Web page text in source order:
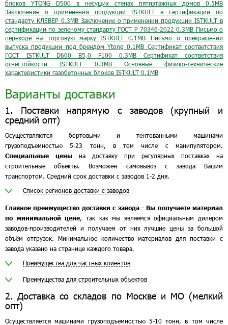
блоков YTONG D500 в несущих стенах пятиэтажных домов
0.5MB
Заключение о применении продукции ISTKULT в сертификации по
стандарту КЛЕВЕР 0.3MB Заключение о применении продукции ISTKULT в
сертификации по зеленому стандарту ГОСТ Р 70346-2022 0.3MB Письмо о
переходе на торговую марку ISTKULT
0.1MB Письмо о прекращении
выпуска продукции под брендом Ytong 0.1MB Сертификат соответствия
ГОСТ ISTKULT D600 В5,0 F100
0.3MB Сертификат соответствия
огнестойкости ISTKULT
0.3MB Основные физико-технические
характеристики газобетонных блоков ISTKULT 0.1MB
Варианты доставки
1. Поставки напрямую с заводов (крупный и
средний опт)
Осуществляются бортовыми и тентованными машинами
грузоподъемностью 5-23 тонн, в том числе с манипулятором.
Специальные цены на доставку при регулярных поставках на
строительные объекты. Возможен самовывоз с завода Вашим
транспортом. Средний срок доставки с заводов 1-2 дня.
Список регионов доставки с заводов
Главное преимущество доставки с завода - Вы получаете материал
по минимальной цене, так как мы являемся официальным дилером
заводов-производителей и получаем от них лучшие цены за большой
объём отгрузок. Минимальное количество материалов для поставки с
завода указано на странице каждого товара.
Преимущества для частных клиентов
Преимущества для строительных объектов
2. Доставка со складов по Москве и МО (мелкий
опт)
Осуществляется машинами грузоподъемностью 5-10 тонн, в том числе